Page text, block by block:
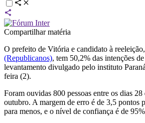
Compartilhar matéria
O prefeito de Vitória e candidato à reeleição,
(Republicanos), tem 50,2% das intenções
levantamento divulgado pelo instituto
feira (2).
Foram ouvidas 800 pessoas entre os dias 28
outubro. A margem de erro é de 3,5 pontos
para menos, e o nível de confiança é de